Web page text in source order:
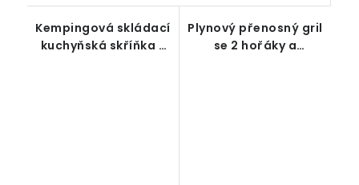
Kempingová skládací
kuchyňská skříňka s
Plynový přenosný gril
se 2 hořáky a